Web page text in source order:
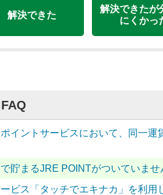
解決できた
解決できたが
にくかっ
イントサービスにおいて、同一
貯まるJRE POINTがついていま
ービス「タッチでエキナカ」を利